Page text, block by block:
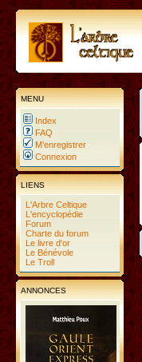
MENU
Index
FAQ
M’enregistrer
Connexion
LIENS
L'Arbre Celtique
L'encyclopédie
Forum
Charte du forum
Le livre d'or
Le Bénévole
Le Troll
ANNONCES